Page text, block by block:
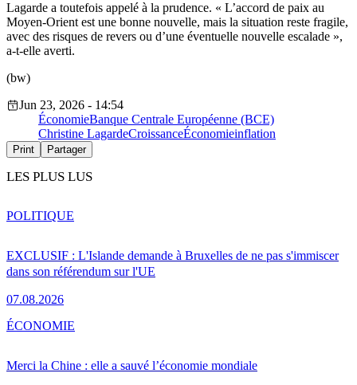
Lagarde a toutefois appelé à la prudence. « L’accord de paix au
Moyen-Orient est une bonne nouvelle, mais la situation reste fragile,
avec des risques de revers ou d’une éventuelle nouvelle escalade »,
a-t-elle averti.
(bw)
Jun 23, 2026 - 14:54
ÉconomieBanque Centrale Européenne (BCE)
Christine LagardeCroissanceÉconomieinflation
Print Partager
LES PLUS LUS
EXCLUSIF : L'Islande demande à Bruxelles de ne pas s'immiscer
dans son référendum sur l'UE
07.08.2026
POLITIQUE
Merci la Chine : elle a sauvé l’économie mondiale
ÉCONOMIE